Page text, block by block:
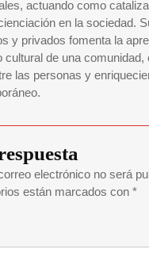
actuando como
en la sociedad.
y privados fomenta la
cultural de una
las personas y
electrónico no será
están marcados con *